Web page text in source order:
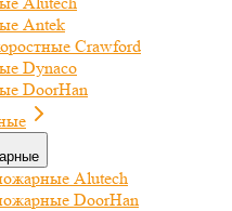
Antek
Crawford
Dynaco
DoorHan
Alutech
DoorHan